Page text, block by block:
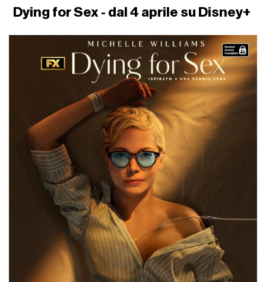
Dying for Sex - dal 4 aprile su Disney+